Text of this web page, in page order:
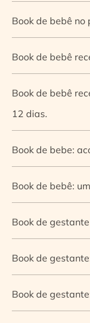
Book de bebê no
Book de bebê
Book de bebê
12 dias.
Book de bebe:
Book de bebê:
Book de
Book de
Book de